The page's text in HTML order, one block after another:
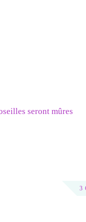
seront mûres
3